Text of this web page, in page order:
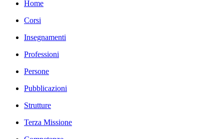
Home
Corsi
Insegnamenti
Professioni
Persone
Pubblicazioni
Strutture
Terza Missione